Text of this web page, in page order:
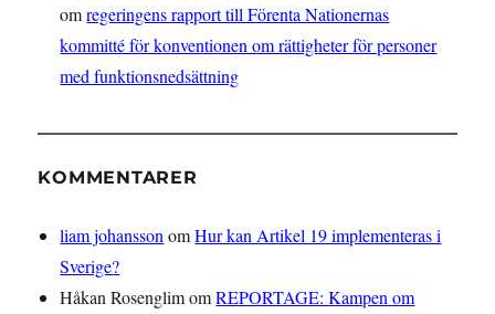
omregeringens rapport till Förenta Nationernas
kommitté för konventionen om rättigheter för personer
med funktionsnedsättning
KOMMENTARER
liam johansson omHur kan Artikel 19 implementeras i
Sverige?
Håkan RosenglimomREPORTAGE: Kampen om